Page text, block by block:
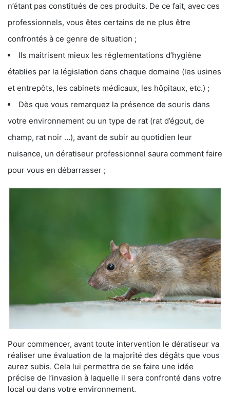
n’étant pas constitués de ces produits. De ce fait, avec ces
professionnels, vous êtes certains de ne plus être
confrontés à ce genre de situation ;
Ils maitrisent mieux les réglementations d’hygiène
établies par la législation dans chaque domaine (les usines
et entrepôts, les cabinets médicaux, les hôpitaux, etc.) ;
Dès que vous remarquez la présence de souris dans
votre environnement ou un type de rat (rat d’égout, de
champ, rat noir …), avant de subir au quotidien leur
nuisance, un dératiseur professionnel saura comment faire
pour vous en débarrasser ;
Pour commencer, avant toute intervention le dératiseur va
réaliser une évaluation de la majorité des dégâts que vous
aurez subis. Cela lui permettra de se faire une idée
précise de l’invasion à laquelle il sera confronté dans votre
local ou dans votre environnement.